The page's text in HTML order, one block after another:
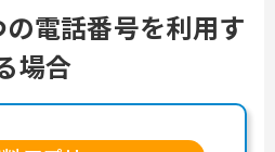
電話番号を利用す
場合